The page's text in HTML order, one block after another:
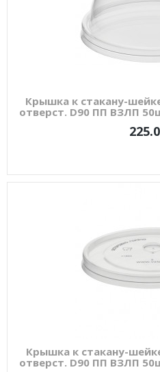
Крышка к стакану-
отверст. D90 ПП ВЗЛП
Крышка к стакану-
отверст. D90 ПП ВЗЛП